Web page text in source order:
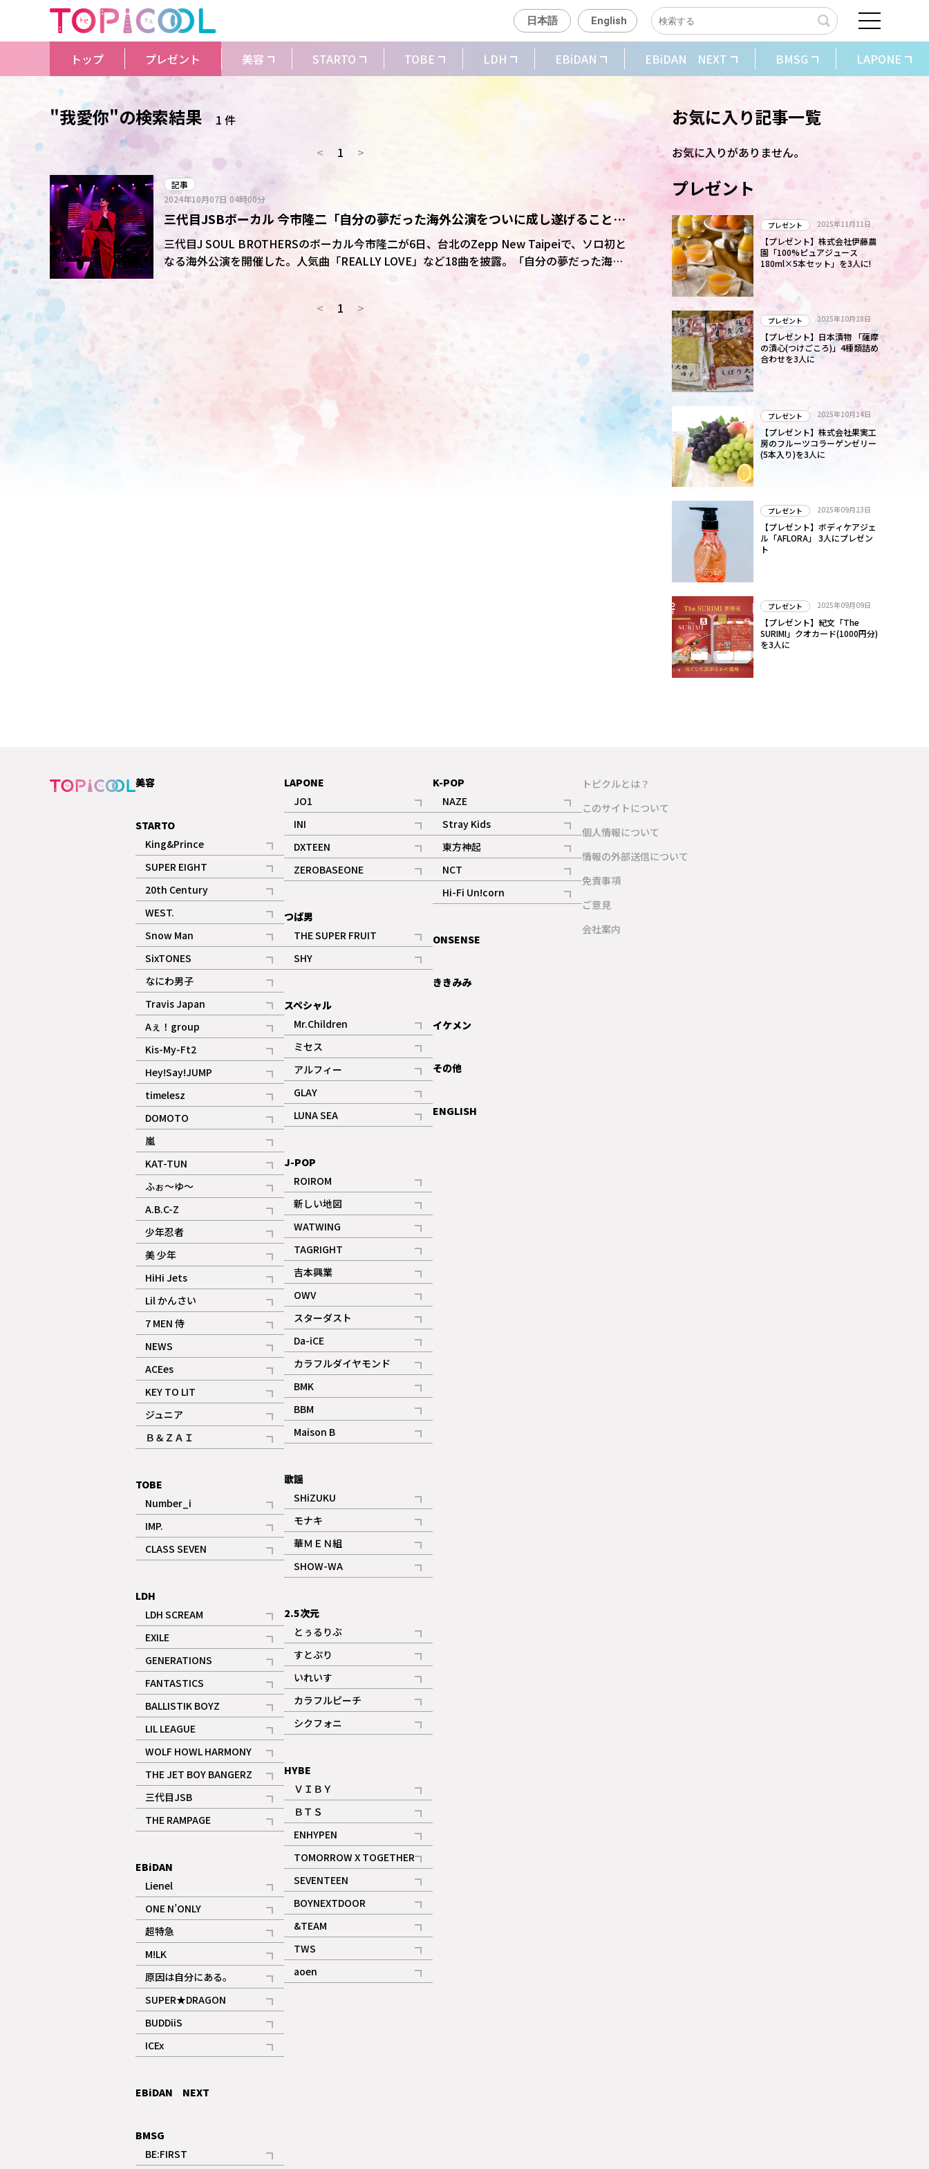
日本語 English
トップ プレゼント 美容 STARTO TOBE LDH EBiDAN EBiDAN NEXT BMSG LAPONE
"我愛你"の検索結果
1 件
<
1 >
記事
2024年10月07日 04時00分
三代目JSBボーカル 今市隆二「自分の夢だった海外公演をついに成し遂げることが
できた」 台湾でソロ初海外公演
三代目J SOUL BROTHERSのボーカル今市隆二が6日、台北のZepp New Taipeiで、ソロ初と
なる海外公演を開催した。人気曲「REALLY LOVE」など18曲を披露。「自分の夢だった海外
公演をついに成し遂げることができた」と感無量の表情を浮かべた。
<
1 >
お気に入り記事一覧
お気に入りがありません。
プレゼント
プレゼント 2025年11月11日
【プレゼント】株式会社伊藤農
園「100%ピュアジュース
180ml×5本セット」を3人に!
プレゼント 2025年10月28日
【プレゼント】日本漬物 「薩摩
の漬心(つけごころ)」4種類詰め
合わせを3人に
プレゼント 2025年10月14日
【プレゼント】株式会社果実工
房のフルーツコラーゲンゼリー
(5本入り)を3人に
プレゼント 2025年09月23日
【プレゼント】ボディケアジェ
ル「AFLORA」 3人にプレゼン
ト
プレゼント 2025年09月09日
【プレゼント】紀文「The
SURIMI」クオカード(1000円分)
を3人に
美容
STARTO
King&Prince
記事
SUPER EIGHT
記事
20th Century
記事
WEST.
記事
Snow Man
記事
ギャラリー
SixTONES
記事
ギャラリー
なにわ男子
記事
Travis Japan
記事
Aぇ！group
記事
Kis-My-Ft2
記事
ギャラリー
Hey!Say!JUMP
記事
timelesz
記事
DOMOTO
記事
嵐
記事
KAT-TUN
記事
ふぉ～ゆ～
記事
A.B.C-Z
記事
ギャラリー
少年忍者
記事
美 少年
記事
HiHi Jets
記事
Lil かんさい
記事
7 MEN 侍
記事
NEWS
記事
ACEes
記事
KEY TO LIT
記事
ジュニア
記事
Ｂ＆ＺＡＩ
記事
TOBE
Number_i
記事
IMP.
記事
CLASS SEVEN
記事
LDH
LDH SCREAM
記事
EXILE
記事
GENERATIONS
記事
FANTASTICS
記事
BALLISTIK BOYZ
記事
LIL LEAGUE
記事
WOLF HOWL HARMONY
記事
THE JET BOY BANGERZ
記事
三代目JSB
記事
THE RAMPAGE
記事
EBiDAN
Lienel
記事
ONE N’ONLY
記事
超特急
記事
ギャラリー
M!LK
記事
原因は自分にある。
記事
SUPER★DRAGON
記事
BUDDiiS
記事
ICEx
記事
EBiDAN NEXT
BMSG
BE:FIRST
LAPONE
JO1
記事
ギャラリー
INI
記事
ギャラリー
DXTEEN
記事
ギャラリー
ZEROBASEONE
記事
つば男
THE SUPER FRUIT
記事
ギャラリー
SHY
記事
スペシャル
Mr.Children
記事
ミセス
記事
アルフィー
記事
GLAY
記事
LUNA SEA
記事
J-POP
ROIROM
記事
新しい地図
記事
WATWING
記事
TAGRIGHT
記事
吉本興業
記事
OWV
記事
ギャラリー
スターダスト
記事
Da-iCE
記事
カラフルダイヤモンド
記事
BMK
記事
ギャラリー
BBM
記事
ギャラリー
Maison B
記事
歌謡
SHiZUKU
記事
モナキ
記事
華ＭＥＮ組
記事
SHOW-WA
記事
2.5次元
とぅるりぶ
記事
すとぷり
記事
ギャラリー
いれいす
記事
ギャラリー
カラフルピーチ
記事
シクフォニ
記事
HYBE
ＶＩＢＹ
記事
ＢＴＳ
記事
ENHYPEN
記事
TOMORROW X TOGETHER
記事
ギャラリー
SEVENTEEN
記事
BOYNEXTDOOR
記事
&TEAM
記事
ギャラリー
TWS
記事
aoen
記事
K-POP
NAZE
記事
Stray Kids
記事
東方神起
記事
NCT
記事
Hi-Fi Un!corn
記事
ONSENSE
ききみみ
イケメン
その他
ENGLISH
トピクルとは？
このサイトについて
個人情報について
情報の外部送信について
免責事項
ご意見
会社案内